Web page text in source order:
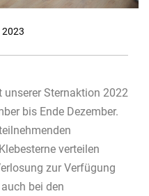
unserer Sternaktion 2022
bis Ende Dezember.
verteilen
zur Verfügung
bei den